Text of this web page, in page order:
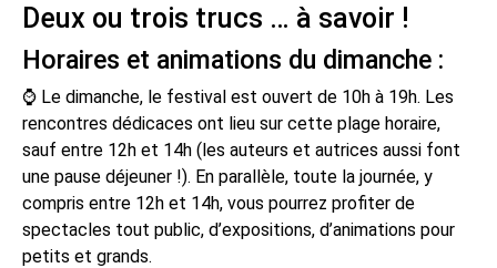
Deux ou trois trucs … à savoir !
Horaires et animations du dimanche :
⌚ Le dimanche, le festival est ouvert de 10h à 19h. Les
rencontres dédicaces ont lieu sur cette plage horaire,
sauf entre 12h et 14h (les auteurs et autrices aussi font
une pause déjeuner !). En parallèle, toute la journée, y
compris entre 12h et 14h, vous pourrez profiter de
spectacles tout public, d’expositions, d’animations pour
petits et grands.